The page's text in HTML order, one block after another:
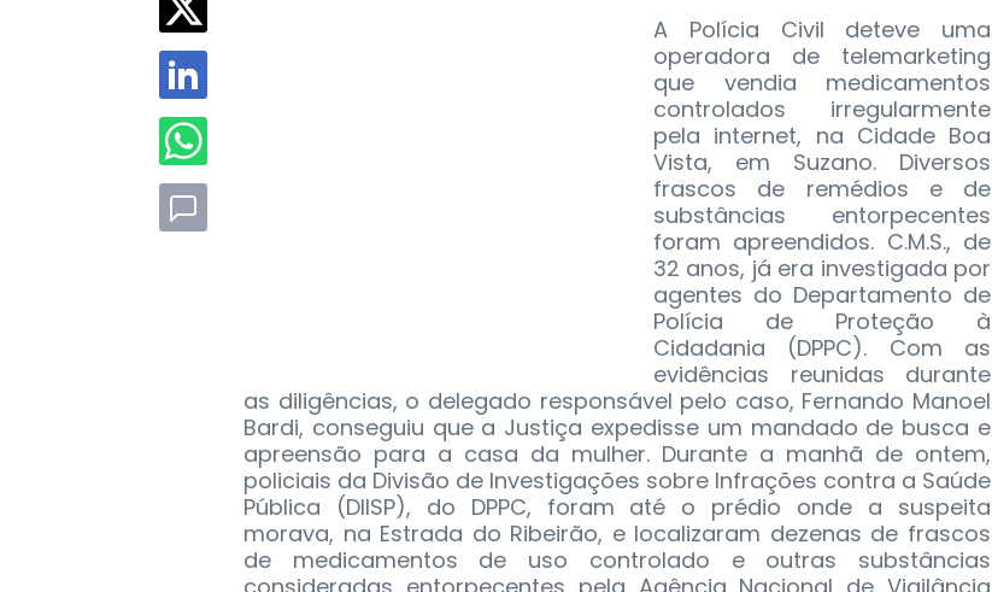
A Polícia Civil deteve uma
operadora de telemarketing
que vendia medicamentos
controlados irregularmente
pela internet, na Cidade Boa
Vista, em Suzano. Diversos
frascos de remédios e de
substâncias entorpecentes
foram apreendidos. C.M.S., de
32 anos, já era investigada por
agentes do Departamento de
Polícia de Proteção à
Cidadania (DPPC). Com as
evidências reunidas durante
as diligências, o delegado responsável pelo caso, Fernando Manoel
Bardi, conseguiu que a Justiça expedisse um mandado de busca e
apreensão para a casa da mulher. Durante a manhã de ontem,
policiais da Divisão de Investigações sobre Infrações contra a Saúde
Pública (DIISP), do DPPC, foram até o prédio onde a suspeita
morava, na Estrada do Ribeirão, e localizaram dezenas de frascos
de medicamentos de uso controlado e outras substâncias